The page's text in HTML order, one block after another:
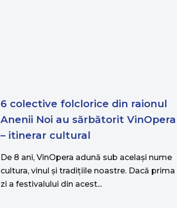
6 colective folclorice din raionul
Anenii Noi au sărbătorit VinOpera
– itinerar cultural
De 8 ani, VinOpera adună sub același nume
cultura, vinul și tradițiile noastre. Dacă prima
zi a festivalului din acest...